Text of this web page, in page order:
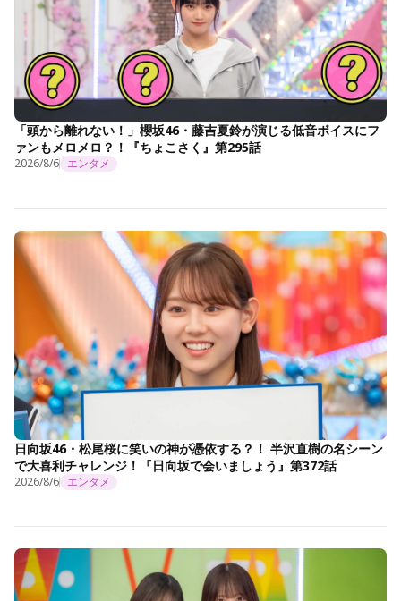
「頭から離れない！」櫻坂46・藤吉夏鈴が演じる低音ボイスにフ
ァンもメロメロ？！『ちょこさく』第295話
2026/8/6 エンタメ
日向坂46・松尾桜に笑いの神が憑依する？！ 半沢直樹の名シーン
で大喜利チャレンジ！『日向坂で会いましょう』第372話
2026/8/6 エンタメ